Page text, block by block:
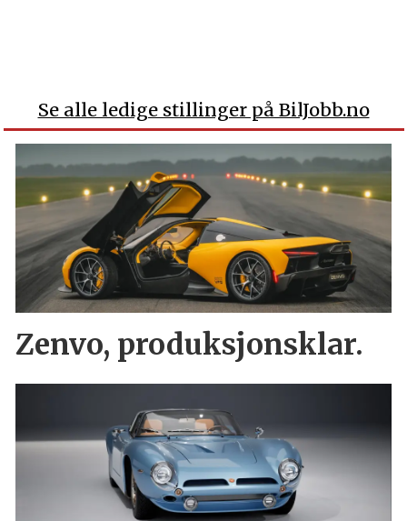
Se alle ledige stillinger på BilJobb.no
Zenvo, produksjonsklar.